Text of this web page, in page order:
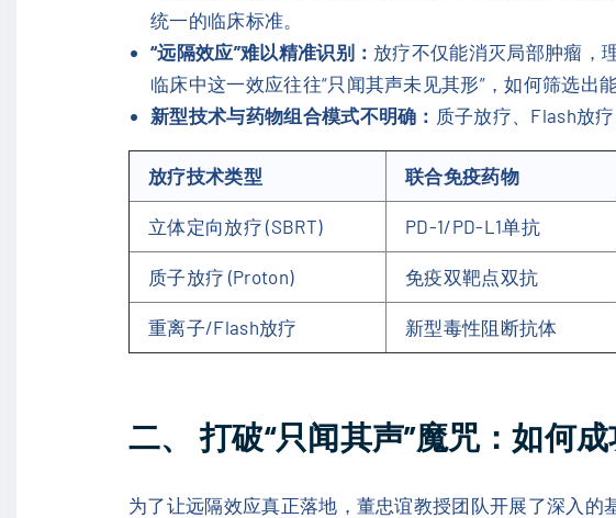
统一的临床标准。
“远隔效应”难以精准识别： 放疗不仅能消灭局部肿瘤，
临床中这一效应往往“只闻其声未见其形”，如何筛选出
新型技术与药物组合模式不明确： 质子放疗、Flash放
放疗技术类型 联合免疫药物
立体定向放疗 (SBRT) PD-1/PD-L1单抗
质子放疗 (Proton) 免疫双靶点双抗
重离子/Flash放疗 新型毒性阻断抗体
二、 打破“只闻其声”魔咒：如何
为了让远隔效应真正落地，董忠谊教授团队开展了深入的